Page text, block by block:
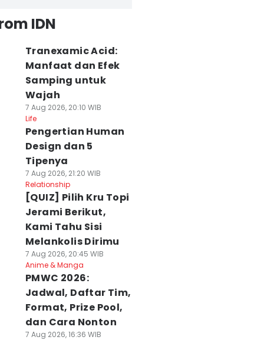
IDN
Tranexamic Acid:
Manfaat dan Efek
Samping untuk
Wajah
7 Aug 2026, 20:10 WIB
Life
Pengertian Human
Design dan 5
Tipenya
7 Aug 2026, 21:20 WIB
Relationship
[QUIZ] Pilih Kru Topi
Jerami Berikut,
Kami Tahu Sisi
Melankolis Dirimu
7 Aug 2026, 20:45 WIB
Anime & Manga
PMWC 2026:
Jadwal, Daftar Tim,
Format, Prize Pool,
dan Cara Nonton
7 Aug 2026, 16:36 WIB